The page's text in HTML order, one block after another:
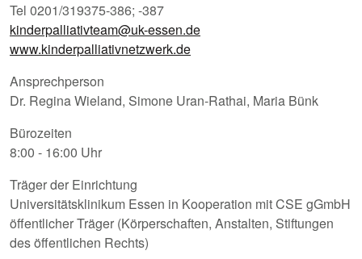
Tel 0201/319375-386; -387
kinderpalliativteam@uk-essen.de
www.kinderpalliativnetzwerk.de
Ansprechperson
Dr. Regina Wieland, Simone Uran-Rathai, Maria Bünk
Bürozeiten
8:00 - 16:00 Uhr
Träger der Einrichtung
Universitätsklinikum Essen in Kooperation mit CSE gGmbH
öffentlicher Träger (Körperschaften, Anstalten, Stiftungen
des öffentlichen Rechts)